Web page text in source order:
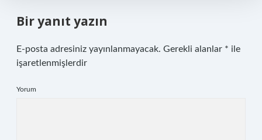
Bir yanıt yazın
E-posta adresiniz yayınlanmayacak. Gerekli alanlar * ile
işaretlenmişlerdir
Yorum